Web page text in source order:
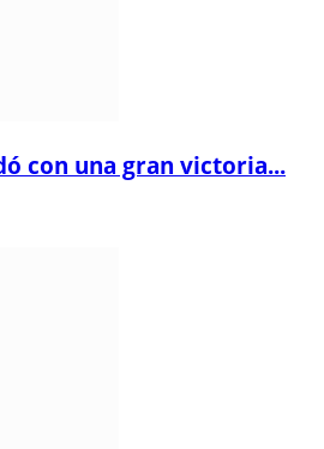
con una gran victoria...